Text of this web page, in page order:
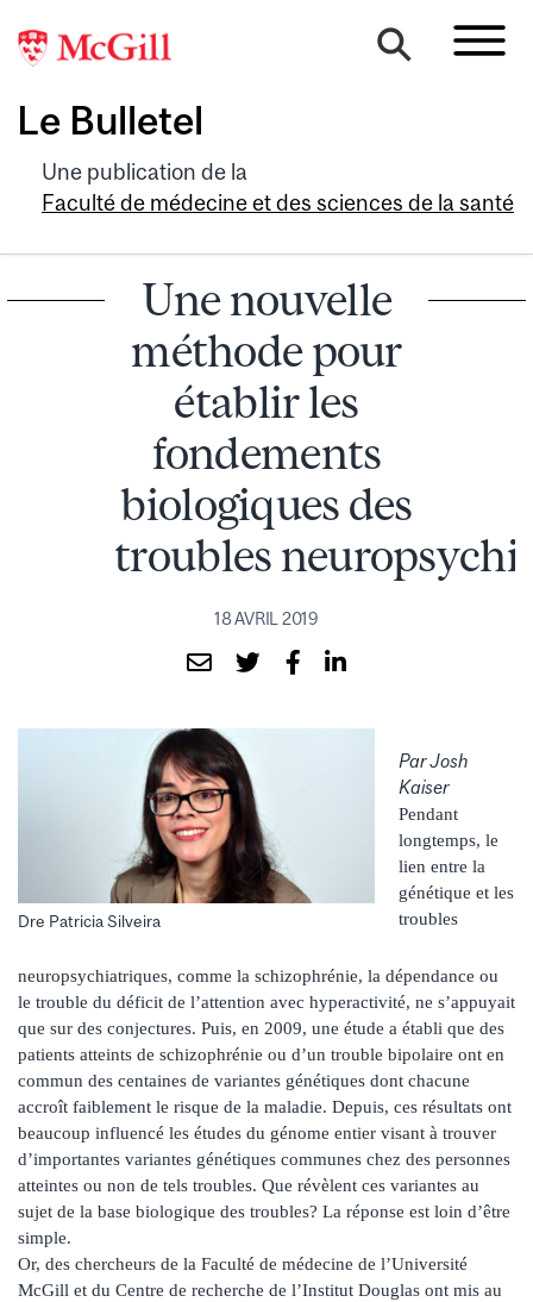
Le Bulletel
Une publication de la
Faculté de médecine et des sciences de la santé
Une nouvelle
méthode pour
établir les
fondements
biologiques des
troubles
18 AVRIL 2019
Dre Patricia Silveira
Par Josh
Kaiser
Pendant
longtemps, le
lien entre la
génétique et les
troubles
neuropsychiatriques, comme la schizophrénie, la dépendance ou
le trouble du déficit de l’attention avec hyperactivité, ne s’appuyait
que sur des conjectures. Puis, en 2009, une étude a établi que des
patients atteints de schizophrénie ou d’un trouble bipolaire ont en
commun des centaines de variantes génétiques dont chacune
accroît faiblement le risque de la maladie. Depuis, ces résultats ont
beaucoup influencé les études du génome entier visant à trouver
d’importantes variantes génétiques communes chez des personnes
atteintes ou non de tels troubles. Que révèlent ces variantes au
sujet de la base biologique des troubles? La réponse est loin d’être
simple.
Or, des chercheurs de la Faculté de médecine de l’Université
McGill et du Centre de recherche de l’Institut Douglas ont mis au